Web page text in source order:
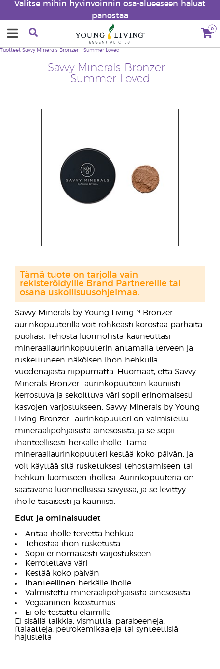
Valitse mihin hyvinvoinnin osa-alueeseen haluat
panostaa
0
Savvy Minerals Bronzer -
Summer Loved
Tuotteet Savvy Minerals Bronzer - Summer Loved
Savvy Minerals by Young Living™ Bronzer -
aurinkopuuterilla voit rohkeasti korostaa parhaita
puoliasi. Tehosta luonnollista kauneuttasi
mineraaliaurinkopuuterin antamalla terveen ja
ruskettuneen näköisen ihon hehkulla
vuodenajasta riippumatta. Huomaat, että Savvy
Minerals Bronzer -aurinkopuuterin kauniisti
kerrostuva ja sekoittuva väri sopii erinomaisesti
kasvojen varjostukseen. Savvy Minerals by Young
Living Bronzer -aurinkopuuteri on valmistettu
mineraalipohjaisista ainesosista, ja se sopii
ihanteellisesti herkälle iholle. Tämä
mineraaliaurinkopuuteri kestää koko päivän, ja
voit käyttää sitä rusketuksesi tehostamiseen tai
hehkun luomiseen ihollesi. Aurinkopuuteria on
saatavana luonnollisissa sävyissä, ja se levittyy
iholle tasaisesti ja kauniisti.
Edut ja ominaisuudet
Antaa iholle tervettä hehkua
Tehostaa ihon rusketusta
Sopii erinomaisesti varjostukseen
Kerrotettava väri
Kestää koko päivän
Ihanteellinen herkälle iholle
Valmistettu mineraalipohjaisista ainesosista
Vegaaninen koostumus
Ei ole testattu eläimillä
Ei sisällä talkkia, vismuttia, parabeeneja,
ftalaatteja, petrokemikaaleja tai synteettisiä
hajusteita
Tämä tuote on tarjolla vain
rekisteröidyille Brand Partnereille tai
osana uskollisuusohjelmaa.